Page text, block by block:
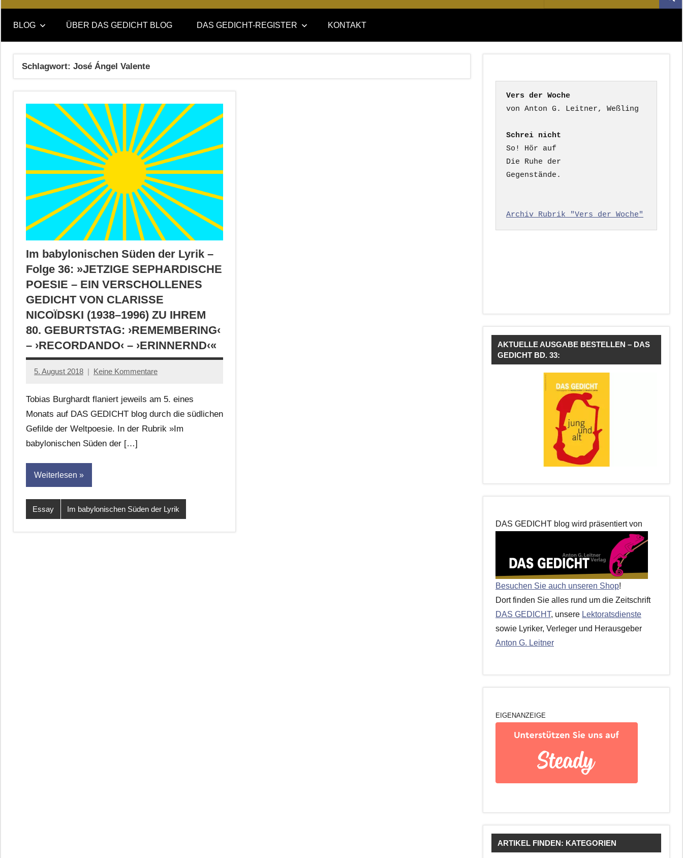
DAS
GEDICHT
blog
DAS
GEDICHT.
Zeitschrift
nach:
BLOG ÜBER DAS GEDICHT BLOG DAS GEDICHT-REGISTER KONTAKT
Schlagwort: José Ángel Valente
Im babylonischen Süden der Lyrik –
Folge 36: »JETZIGE SEPHARDISCHE
POESIE – EIN VERSCHOLLENES
GEDICHT VON CLARISSE
NICOÏDSKI (1938–1996) ZU IHREM
80. GEBURTSTAG: ›REMEMBERING‹
– ›RECORDANDO‹ – ›ERINNERND‹«
5. August 2018
Jan-
Hornauer
für
dasgedichtblog
Keine Kommentare
Tobias Burghardt flaniert jeweils am 5. eines
Monats auf DAS GEDICHT blog durch die südlichen
Gefilde der Weltpoesie. In der Rubrik »Im
babylonischen Süden der […]
Weiterlesen
Essay Im babylonischen Süden der Lyrik
Vers der Woche
Schrei nicht
So! Hör auf
Die Ruhe der
Gegenstände.
Archiv Rubrik "Vers der Woche"
AKTUELLE AUSGABE BESTELLEN – DAS
GEDICHT BD. 33:
DAS GEDICHT blog wird präsentiert von
Besuchen Sie auch unseren Shop!
Dort finden Sie alles rund um die Zeitschrift
DAS GEDICHT, unsere Lektoratsdienste
sowie Lyriker, Verleger und Herausgeber
Anton G. Leitner
EIGENANZEIGE
ARTIKEL FINDEN: KATEGORIEN